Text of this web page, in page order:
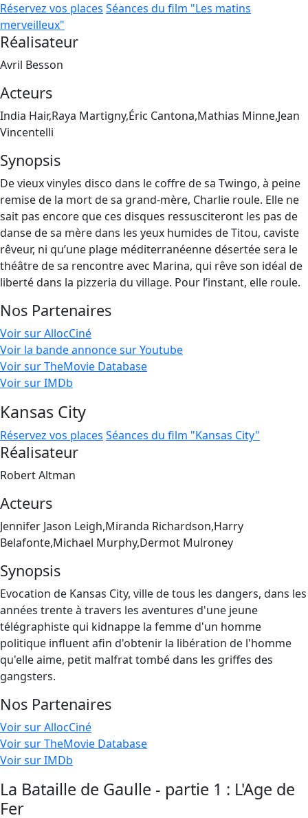
Réservez vos places Séances du film "Les matins
merveilleux"
Réalisateur
Avril Besson
Acteurs
India Hair,Raya Martigny,Éric Cantona,Mathias Minne,Jean
Vincentelli
Synopsis
De vieux vinyles disco dans le coffre de sa Twingo, à peine
remise de la mort de sa grand-mère, Charlie roule. Elle ne
sait pas encore que ces disques ressusciteront les pas de
danse de sa mère dans les yeux humides de Titou, caviste
rêveur, ni qu’une plage méditerranéenne désertée sera le
théâtre de sa rencontre avec Marina, qui rêve son idéal de
liberté dans la pizzeria du village. Pour l’instant, elle roule.
Nos Partenaires
Voir sur AllocCiné
Voir la bande annonce sur Youtube
Voir sur TheMovie Database
Voir sur IMDb
Kansas City
Réservez vos places Séances du film "Kansas City"
Réalisateur
Robert Altman
Acteurs
Jennifer Jason Leigh,Miranda Richardson,Harry
Belafonte,Michael Murphy,Dermot Mulroney
Synopsis
Evocation de Kansas City, ville de tous les dangers, dans les
années trente à travers les aventures d'une jeune
télégraphiste qui kidnappe la femme d'un homme
politique influent afin d'obtenir la libération de l'homme
qu'elle aime, petit malfrat tombé dans les griffes des
gangsters.
Nos Partenaires
Voir sur AllocCiné
Voir sur TheMovie Database
Voir sur IMDb
La Bataille de Gaulle - partie 1 : L'Age de
Fer